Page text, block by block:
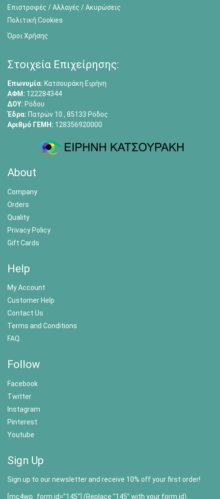
Επιστροφές / Αλλαγές / Ακυρώσεις
Πολιτική Cookies
Όροι Χρήσης
Στοιχεία Επιχείρησης:
Επωνυμία: Κατσουράκη Ειρήνη
ΑΦΜ: 122284344
ΔΟΥ: Ρόδου
Έδρα: Πατρών 10 , 85133 Ρόδος
Αριθμό ΓΕΜΗ: 128356920000
About
Company
Orders
Quality
Privacy Policy
Gift Cards
Help
My Account
Customer Help
Contact Us
Terms and Conditions
FAQ
Follow
Facebook
Twitter
Instagram
Pinterest
Youtube
Sign Up
Sign up to our newsletter and receive 10% off your first order!
[mc4wp_form id=”145″] (Replace “145” with your form id).